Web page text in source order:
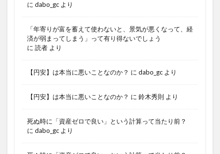
に dabo_gc より
「年寄りが富を蓄えて使わないと、景気が悪くなって、経
済が弱まってしまう」って有り得ないでしょう
に 読者 より
【円安】は本当に悪いことなのか？ に dabo_gc より
【円安】は本当に悪いことなのか？ に 鈴木秀則 より
死ぬ時に「資産ゼロで良い」という計算って当たり前？
に dabo_gc より